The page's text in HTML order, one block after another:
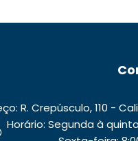
R. Crepúsculo, 110 -
Horário: Segunda à